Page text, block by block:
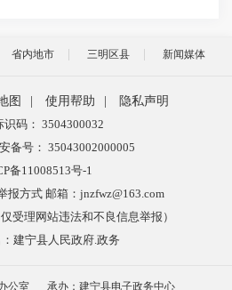
省内地市 三明区县 新闻媒体
图 使用帮助
隐私声明
识码： 3504300032
备号： 35043002000005
备11008513号-1
报方式 邮箱：jnzfwz@163.com
受理网站违法和不良信息举报）
建宁县人民政府.政务
公室 承办：建宁县电子政务中心